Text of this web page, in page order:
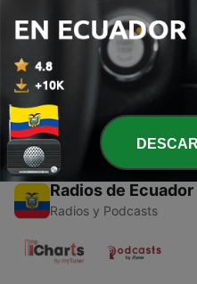
1 - Tarea Integradora: Moral y
20 mayo 2021
Radios de Ecuador
Radios y Podcasts